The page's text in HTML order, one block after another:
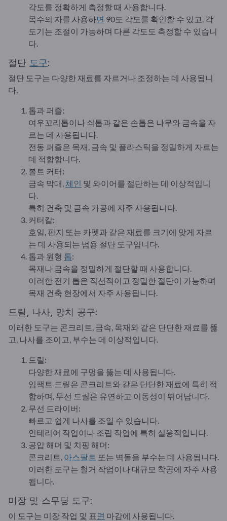
각도를 정확하게 측정할 때 사용합니다.
목수의 자를 사용하면 90도 각도를 확인할 수 있고, 각
도기는 조절이 가능하며 다른 각도도 측정할 수 있습니
다.
절단 도구:
절단 도구는 다양한 재료를 자르거나 조정하는 데 사용됩니
다.
톱과 퍼즐:
여우꼬리톱이나 쇠톱과 같은 손톱은 나무와 금속을 자
르는 데 사용됩니다.
전동 퍼즐은 목재, 금속 및 플라스틱을 정밀하게 자르는
데 적합합니다.
볼트 커터:
금속 막대, 체인 및 와이어를 절단하는 데 이상적입니
다.
특히 건축 및 금속 가공에 자주 사용됩니다.
커터칼:
호일, 판지 또는 카펫과 같은 재료를 크기에 맞게 자르
는 데 사용되는 범용 절단 도구입니다.
톱과 원형 톱:
목재나 금속을 정밀하게 절단할 때 사용합니다.
이러한 전기 톱은 직선적이고 정밀한 절단이 가능하며
목재 건축 현장에서 자주 사용됩니다.
드릴, 나사, 망치 공구:
이러한 도구는 콘크리트, 금속, 목재와 같은 단단한 재료를 뚫
고, 나사를 조이고, 부수는 데 이상적입니다.
드릴:
다양한 재료에 구멍을 뚫는 데 사용됩니다.
임팩트 드릴은 콘크리트와 같은 단단한 재료에 특히 적
합하며, 무선 드릴은 유연하고 이동성이 뛰어납니다.
무선 드라이버:
빠르고 쉽게 나사를 조일 수 있습니다.
인테리어 작업이나 조립 작업에 특히 실용적입니다.
공압 해머 및 치핑 해머:
콘크리트, 아스팔트 또는 벽돌을 부수는 데 사용됩니다.
이러한 도구는 철거 작업이나 대규모 착공에 자주 사용
됩니다.
미장 및 스무딩 도구:
이 도구는 미장 작업 및 표 면 마감에 사용됩니다.